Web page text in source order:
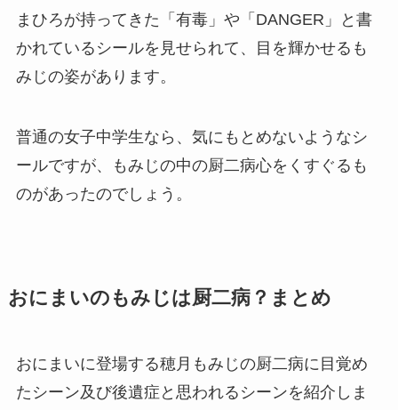
まひろが持ってきた「有毒」や「DANGER」と書
かれているシールを見せられて、目を輝かせるも
みじの姿があります。
普通の女子中学生なら、気にもとめないようなシ
ールですが、もみじの中の厨二病心をくすぐるも
のがあったのでしょう。
おにまいのもみじは厨二病？まとめ
おにまいに登場する穂月もみじの厨二病に目覚め
たシーン及び後遺症と思われるシーンを紹介しま